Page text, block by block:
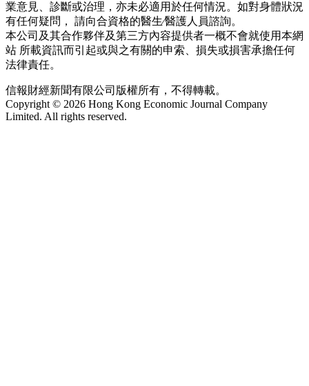
業意見、診斷或治理，亦未必適用於任何情況。如對身體狀況
有任何疑問， 請向合資格的醫生∕醫護人員諮詢。
本公司及其合作夥伴及第三方內容提供者一概不會就使用本網
站 所載資訊而引起或與之有關的申索、損失或損害承擔任何
法律責任。
信報財經新聞有限公司版權所有，不得轉載。
Copyright © 2026 Hong Kong Economic Journal Company
Limited. All rights reserved.